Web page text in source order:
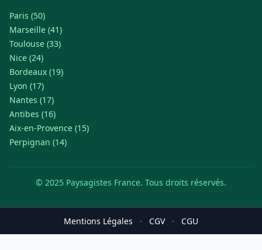
Paris (50)
Marseille (41)
Toulouse (33)
Nice (24)
Bordeaux (19)
Lyon (17)
Nantes (17)
Antibes (16)
Aix-en-Provence (15)
Perpignan (14)
© 2025 Paysagistes France. Tous droits réservés.
Mentions Légales · CGV · CGU